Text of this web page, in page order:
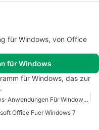
für Windows, von Office
für Windows
für Windows, das zur
Windows-Anwendungen Für Windows 10
Office Fuer Windows 7